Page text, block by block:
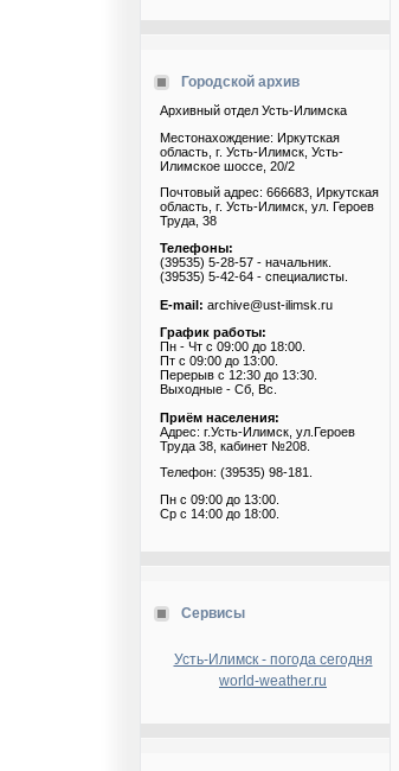
Городской архив
Архивный отдел Усть-Илимска
Местонахождение: Иркутская
область, г. Усть-Илимск, Усть-
Илимское шоссе, 20/2
Почтовый адрес: 666683, Иркутская
область, г. Усть-Илимск, ул. Героев
Труда, 38
Телефоны:
(39535) 5-28-57 - начальник.
(39535) 5-42-64 - специалисты.
E-mail: archive@ust-ilimsk.ru
График работы:
Пн - Чт с 09:00 до 18:00.
Пт с 09:00 до 13:00.
Перерыв с 12:30 до 13:30.
Выходные - Сб, Вс.
Приём населения:
Адрес: г.Усть-Илимск, ул.Героев
Труда 38, кабинет №208.
Телефон: (39535) 98-181.
Пн с 09:00 до 13:00.
Ср с 14:00 до 18:00.
Сервисы
Усть-Илимск - погода сегодня
world-weather.ru